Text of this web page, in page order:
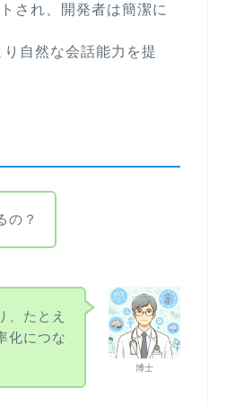
され、開発者は簡潔に
自然な会話能力を提
の？
博士
、たとえ
化につな